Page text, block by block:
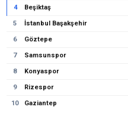
4 Beşiktaş
5 İstanbul Başakşehir
6 Göztepe
7 Samsunspor
8 Konyaspor
9 Rizespor
10 Gaziantep